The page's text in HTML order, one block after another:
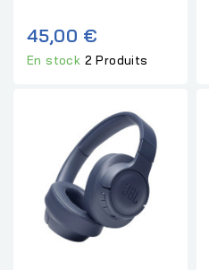
45,00 €
En stock 2 Produits